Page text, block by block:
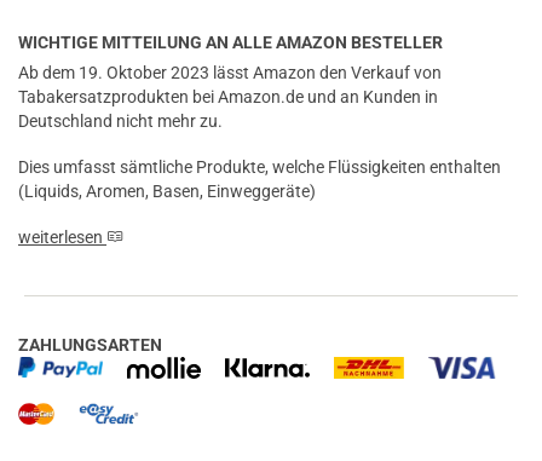
WICHTIGE MITTEILUNG AN ALLE AMAZON BESTELLER
Ab dem 19. Oktober 2023 lässt Amazon den Verkauf von
Tabakersatzprodukten bei Amazon.de und an Kunden in
Deutschland nicht mehr zu.
Dies umfasst sämtliche Produkte, welche Flüssigkeiten enthalten
(Liquids, Aromen, Basen, Einweggeräte)
weiterlesen
ZAHLUNGSARTEN